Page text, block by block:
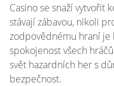
Casino se snaží vytvořit
stávají zábavou, nikoli
zodpovědnému hraní je
spokojenost všech
svět hazardních her s
bezpečnost.